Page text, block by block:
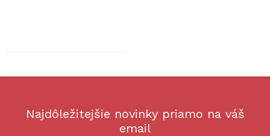
Najdôležitejšie novinky priamo na váš
email